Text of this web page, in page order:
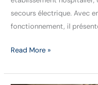
secours électrique. Avec
fonctionnement, il
Read More »